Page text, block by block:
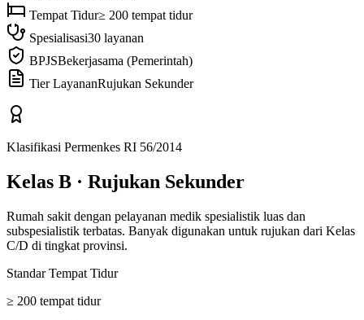
Tempat Tidur≥ 200 tempat tidur
Spesialisasi30 layanan
BPJSBekerjasama (Pemerintah)
Tier LayananRujukan Sekunder
Klasifikasi Permenkes RI 56/2014
Kelas B · Rujukan Sekunder
Rumah sakit dengan pelayanan medik spesialistik luas dan
subspesialistik terbatas. Banyak digunakan untuk rujukan dari Kelas
C/D di tingkat provinsi.
Standar Tempat Tidur
≥ 200 tempat tidur